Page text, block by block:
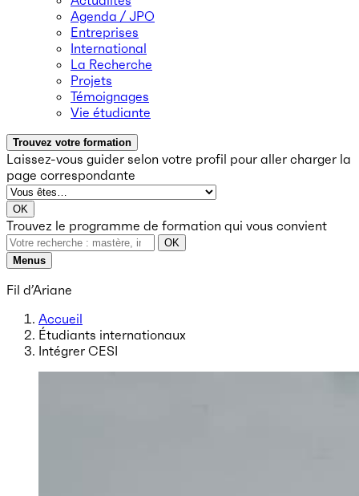
Agenda / JPO
Entreprises
International
La Recherche
Projets
Témoignages
Vie étudiante
Trouvez votre formation
Laissez-vous guider selon votre profil pour aller charger la
page correspondante
OK
Trouvez le programme de formation qui vous convient
OK
Menus
Fil d’Ariane
Accueil
Étudiants internationaux
Intégrer CESI